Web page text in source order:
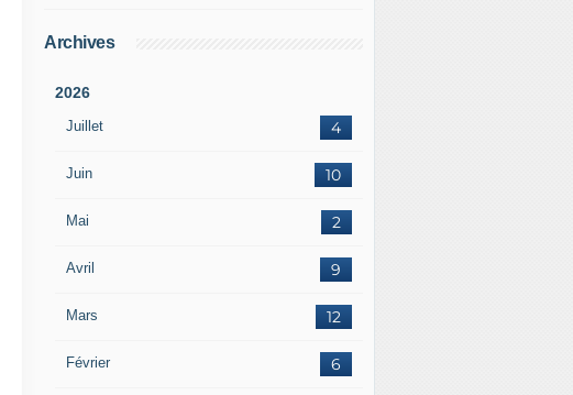
Archives
2026
Juillet 4
Juin 10
Mai 2
Avril 9
Mars 12
Février 6